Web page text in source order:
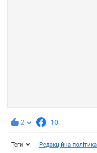
2 10
Теги Редакційна політика